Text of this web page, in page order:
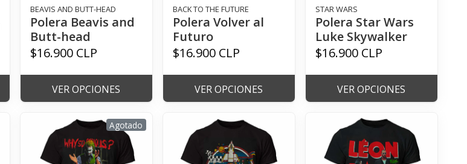
BEAVIS AND BUTT-HEAD
Polera Beavis and
Butt-head
$16.900 CLP
VER OPCIONES
BACK TO THE FUTURE
Polera Volver al
Futuro
$16.900 CLP
VER OPCIONES
STAR WARS
Polera Star Wars
Luke Skywalker
$16.900 CLP
VER OPCIONES
Agotado